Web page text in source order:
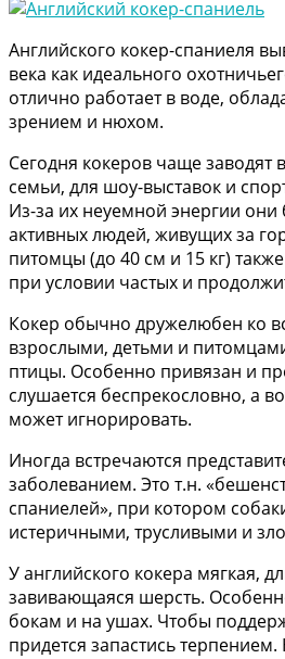
Английского кокер-спаниеля
века как идеального
отлично работает в воде,
зрением и нюхом.
Сегодня кокеров чаще заводят
семьи, для шоу-выставок и
Из-за их неуемной энергии
активных людей, живущих за
питомцы (до 40 см и 15 кг)
при условии частых и
Кокер обычно дружелюбен ко
взрослыми, детьми и
птицы. Особенно привязан и
слушается беспрекословно, а
может игнорировать.
Иногда встречаются
заболеванием. Это т.н.
спаниелей», при котором
истеричными, трусливыми и
У английского кокера мягкая,
завивающаяся шерсть.
бокам и на ушах. Чтобы
придется запастись